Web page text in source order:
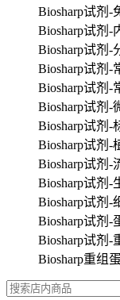
Biosharp试剂-
Biosharp试剂-
Biosharp试剂-
Biosharp试剂-
Biosharp试剂-
Biosharp试剂-
Biosharp试剂-
Biosharp试剂-
Biosharp试剂-
Biosharp试剂-
Biosharp试剂-
Biosharp试剂-
Biosharp试剂-
Biosharp重组